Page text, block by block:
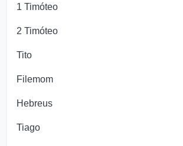
1 Timóteo
2 Timóteo
Tito
Filemom
Hebreus
Tiago